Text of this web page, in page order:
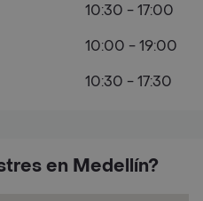
en Medellín?
10:30 - 17:00
10:00 - 19:00
10:30 - 17:30